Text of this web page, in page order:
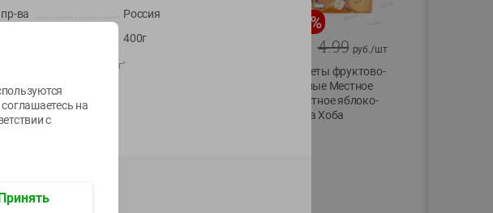
-17%
ГХИ Местное
Известное 99%
200г
-13
5.99
%
4.99 руб./шт
Конфеты фруктово-
ягодные Местное
известное яблоко-
тыква Хоба
ва
Россия
400г
ООО ТК "Мираторг"
4610095480456
на
с